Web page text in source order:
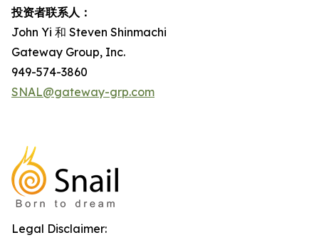
投资者联系人：
John Yi 和 Steven Shinmachi
Gateway Group, Inc.
949-574-3860
SNAL@gateway-grp.com
Legal Disclaimer: